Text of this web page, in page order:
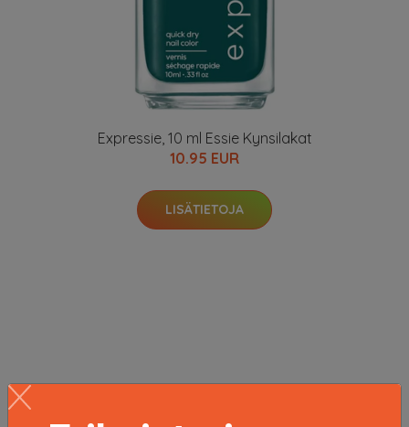
Expressie, 10 ml Essie Kynsilakat
10.95 EUR
LISÄTIETOJA